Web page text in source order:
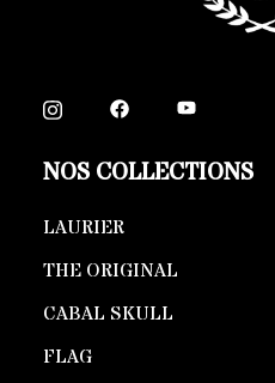
NOS COLLECTIONS
LAURIER
THE ORIGINAL
CABAL SKULL
FLAG